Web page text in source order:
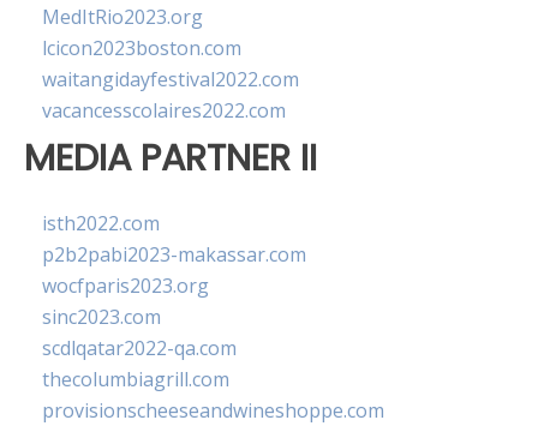
MedItRio2023.org
lcicon2023boston.com
waitangidayfestival2022.com
vacancesscolaires2022.com
MEDIA PARTNER II
isth2022.com
p2b2pabi2023-makassar.com
wocfparis2023.org
sinc2023.com
scdlqatar2022-qa.com
thecolumbiagrill.com
provisionscheeseandwineshoppe.com